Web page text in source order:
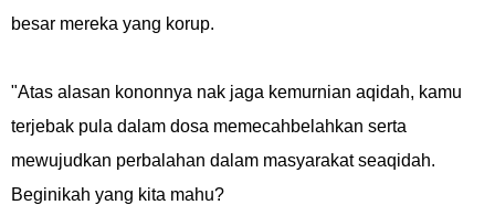
besar mereka yang korup.
"Atas alasan kononnya nak jaga kemurnian aqidah, kamu
terjebak pula dalam dosa memecahbelahkan serta
mewujudkan perbalahan dalam masyarakat seaqidah.
Beginikah yang kita mahu?